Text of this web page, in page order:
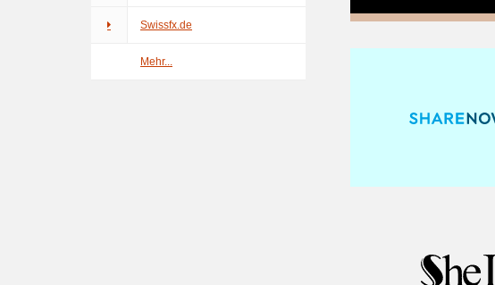
Swissfx.de
Mehr...